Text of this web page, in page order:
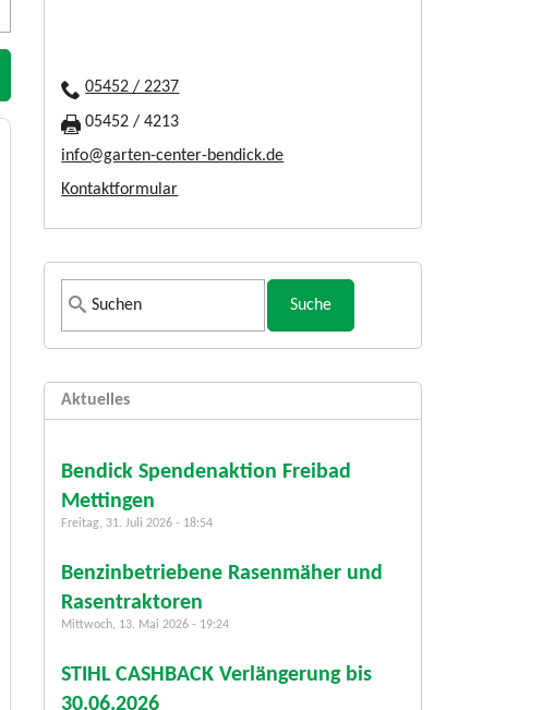
05452 / 2237
05452 / 4213
info@garten-center-bendick.de
Kontaktformular
S
u
h
f
r
m
u
a
r
Aktuelles
Bendick Spendenaktion Freibad
Mettingen
Freitag, 31. Juli 2026 - 18:54
Benzinbetriebene Rasenmäher und
Rasentraktoren
Mittwoch, 13. Mai 2026 - 19:24
STIHL CASHBACK Verlängerung bis
30.06.2026